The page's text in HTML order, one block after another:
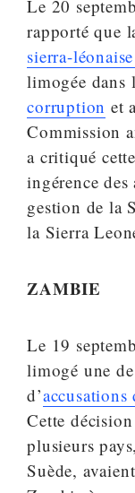
Le 20
rapporté que
sierra-
limogée dans
corruption et
Commission
a critiqué cette
ingérence
gestion de la
la Sierra
ZAMBIE
Le 19
limogé une
d’
Cette
plusieurs
Suède,